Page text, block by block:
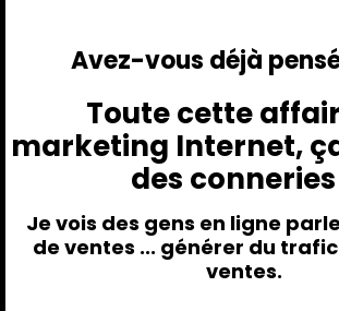
Avez-vous déjà
Toute cette
marketing Internet,
des conneries
Je vois des gens en ligne
de ventes ... générer du
ventes.